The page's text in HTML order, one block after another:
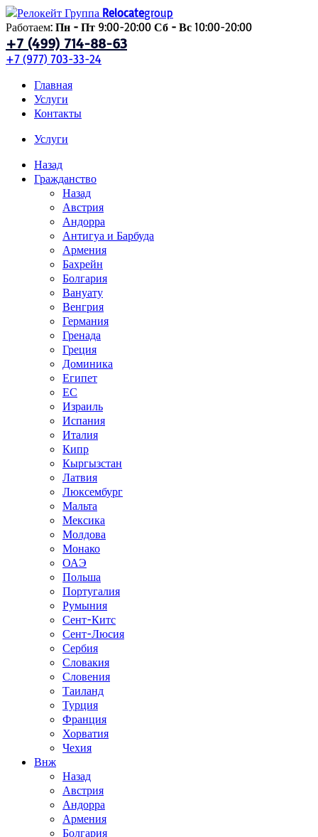
Relocategroup
Работаем: Пн - Пт 9:00-20:00 Сб - Вс 10:00-20:00
+7 (499) 714-88-63
+7 (977) 703-33-24
Главная
Услуги
Контакты
Услуги
Назад
Гражданство
Назад
Австрия
Андорра
Антигуа и Барбуда
Армения
Бахрейн
Болгария
Вануату
Венгрия
Германия
Гренада
Греция
Доминика
Египет
ЕС
Израиль
Испания
Италия
Кипр
Кыргызстан
Латвия
Люксембург
Мальта
Мексика
Молдова
Монако
ОАЭ
Польша
Португалия
Румыния
Сент-Китс
Сент-Люсия
Сербия
Словакия
Словения
Таиланд
Турция
Франция
Хорватия
Чехия
Внж
Назад
Австрия
Андорра
Армения
Болгария